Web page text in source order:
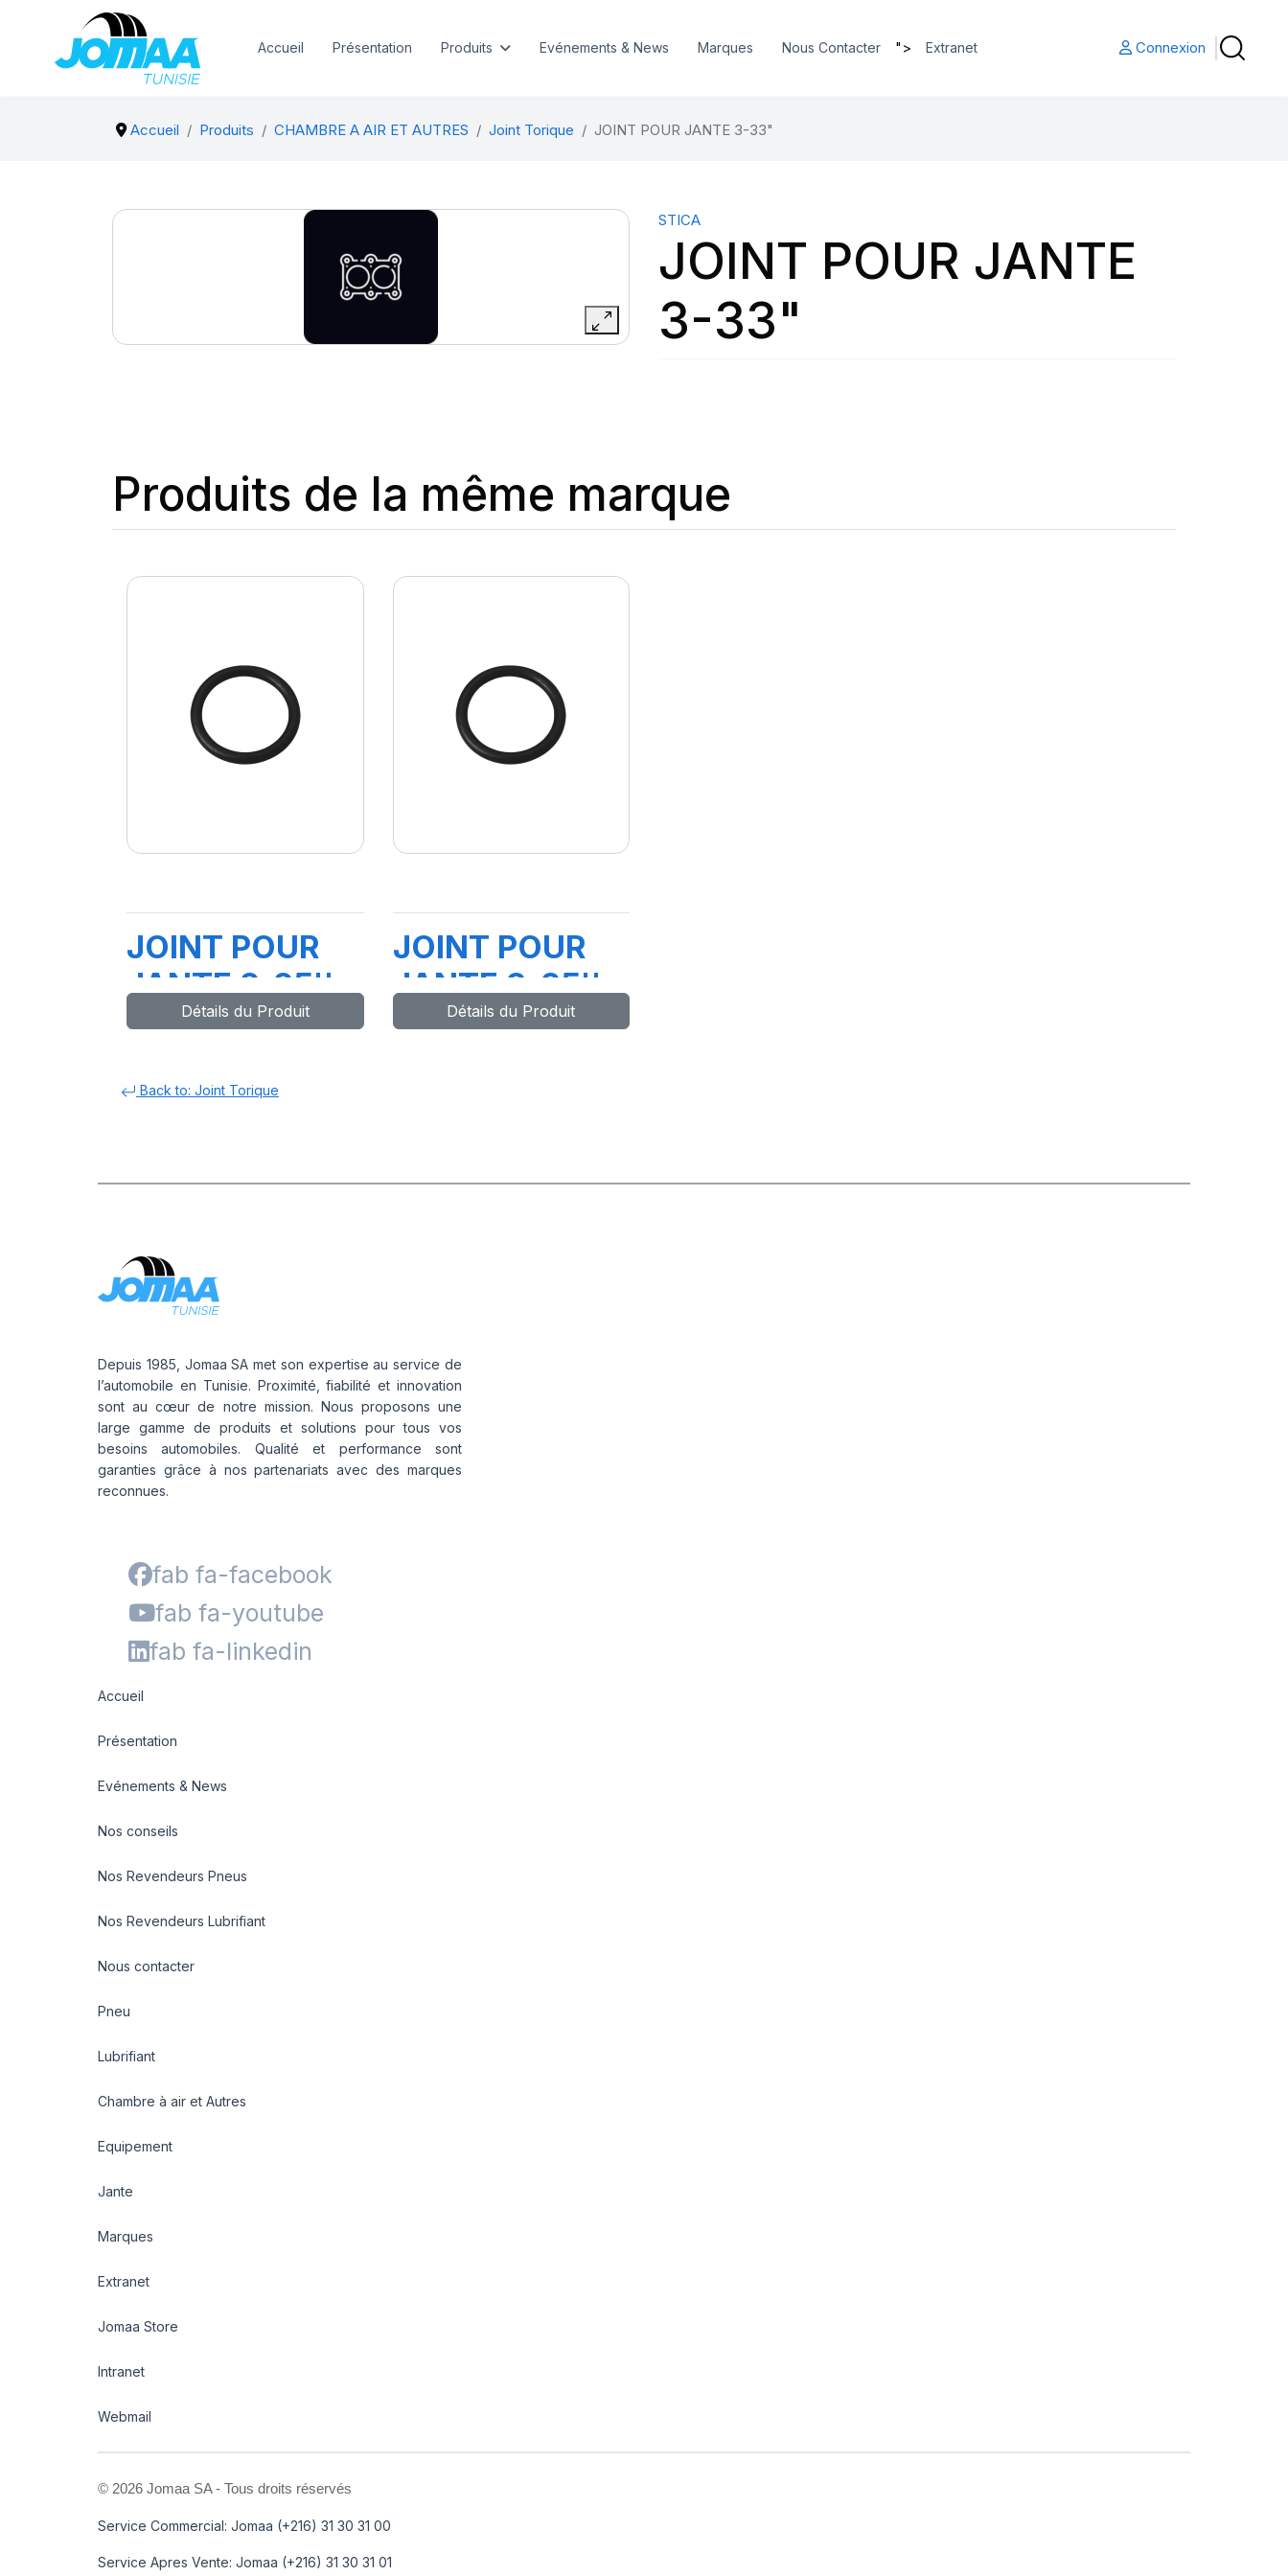
Accueil Présentation Produits Evénements & News Marques Nous Contacter "> Extranet Connexion
Accueil Produits CHAMBRE A AIR ET AUTRES Joint Torique JOINT POUR JANTE 3-33"
STICA
JOINT POUR JANTE
3-33"
Produits de la même marque
JOINT POUR
JANTE 2-25''
Détails du Produit
JOINT POUR
JANTE 3-25''
Détails du Produit
Back to: Joint Torique
Depuis 1985, Jomaa SA met son expertise au service de
l’automobile en Tunisie. Proximité, fiabilité et innovation
sont au cœur de notre mission. Nous proposons une
large gamme de produits et solutions pour tous vos
besoins automobiles. Qualité et performance sont
garanties grâce à nos partenariats avec des marques
reconnues.
fab fa-facebook
fab fa-youtube
fab fa-linkedin
Accueil
Présentation
Evénements & News
Nos conseils
Nos Revendeurs Pneus
Nos Revendeurs Lubrifiant
Nous contacter
Pneu
Lubrifiant
Chambre à air et Autres
Equipement
Jante
Marques
Extranet
Jomaa Store
Intranet
Webmail
© 2026 Jomaa SA - Tous droits réservés
Service Commercial: Jomaa (+216) 31 30 31 00
Service Apres Vente: Jomaa (+216) 31 30 31 01